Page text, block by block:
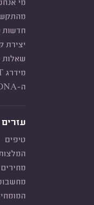
מי
חדשות
יצירת
שאלות
מידרג TRUST
ה-DNA של מידרג
עזרים
טיפים
מחירים